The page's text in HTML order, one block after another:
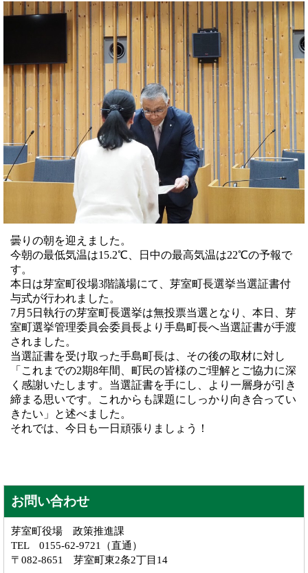
曇りの朝を迎えました。
今朝の最低気温は15.2℃、日中の最高気温は22℃の予報で
す。
本日は芽室町役場3階議場にて、芽室町長選挙当選証書付
与式が行われました。
7月5日執行の芽室町長選挙は無投票当選となり、本日、芽
室町選挙管理委員会委員長より手島町長へ当選証書が手渡
されました。
当選証書を受け取った手島町長は、その後の取材に対し
「これまでの2期8年間、町民の皆様のご理解とご協力に深
く感謝いたします。当選証書を手にし、より一層身が引き
締まる思いです。これからも課題にしっかり向き合ってい
きたい」と述べました。
それでは、今日も一日頑張りましょう！
お問い合わせ
芽室町役場 政策推進課
TEL 0155-62-9721（直通）
〒082-8651 芽室町東2条2丁目14